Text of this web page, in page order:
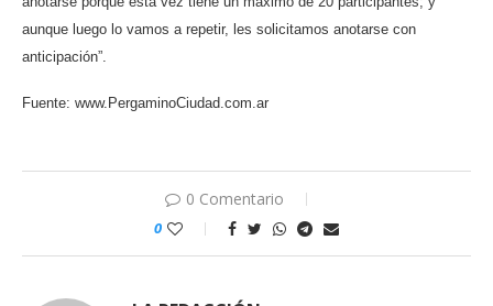
aunque luego lo vamos a repetir, les solicitamos anotarse con
anticipación”.
Fuente: www.PergaminoCiudad.com.ar
0 Comentario
0